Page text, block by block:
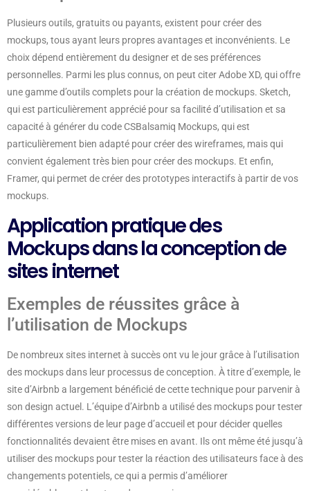
Plusieurs outils, gratuits ou payants, existent pour créer des
mockups, tous ayant leurs propres avantages et inconvénients. Le
choix dépend entièrement du designer et de ses préférences
personnelles. Parmi les plus connus, on peut citer Adobe XD, qui offre
une gamme d’outils complets pour la création de mockups. Sketch,
qui est particulièrement apprécié pour sa facilité d’utilisation et sa
capacité à générer du code CSBalsamiq Mockups, qui est
particulièrement bien adapté pour créer des wireframes, mais qui
convient également très bien pour créer des mockups. Et enfin,
Framer, qui permet de créer des prototypes interactifs à partir de vos
mockups.
Application pratique des
Mockups dans la conception de
sites internet
Exemples de réussites grâce à
l’utilisation de Mockups
De nombreux sites internet à succès ont vu le jour grâce à l’utilisation
des mockups dans leur processus de conception. À titre d’exemple, le
site d’Airbnb a largement bénéficié de cette technique pour parvenir à
son design actuel. L’équipe d’Airbnb a utilisé des mockups pour tester
différentes versions de leur page d’accueil et pour décider quelles
fonctionnalités devaient être mises en avant. Ils ont même été jusqu’à
utiliser des mockups pour tester la réaction des utilisateurs face à des
changements potentiels, ce qui a permis d’améliorer